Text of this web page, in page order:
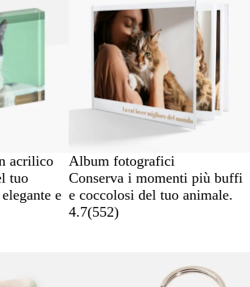
acrilico
tuo
e
Album fotografici
Conserva i momenti più buffi
e coccolosi del tuo animale.
4.7(552)